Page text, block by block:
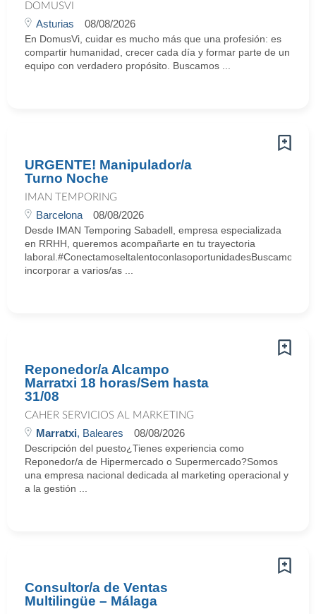
DOMUSVI
Asturias 08/08/2026
En DomusVi, cuidar es mucho más que una profesión: es
compartir humanidad, crecer cada día y formar parte de un
equipo con verdadero propósito. Buscamos ...
URGENTE! Manipulador/a
Turno Noche
IMAN TEMPORING
Barcelona 08/08/2026
Desde IMAN Temporing Sabadell, empresa especializada
en RRHH, queremos acompañarte en tu trayectoria
laboral.#ConectamoseltalentoconlasoportunidadesBuscamos
incorporar a varios/as ...
Reponedor/a Alcampo
Marratxi 18 horas/Sem hasta
31/08
CAHER SERVICIOS AL MARKETING
Marratxi, Baleares 08/08/2026
Descripción del puesto¿Tienes experiencia como
Reponedor/a de Hipermercado o Supermercado?Somos
una empresa nacional dedicada al marketing operacional y
a la gestión ...
Consultor/a de Ventas
Multilingüe – Málaga